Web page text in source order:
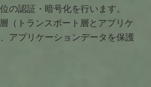
の認証・暗号化を行います。
（トランスポート層とアプリケ
アプリケーションデータを保護